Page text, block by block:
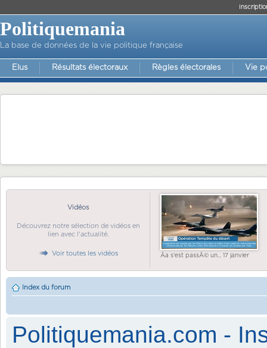
Politiquemania
La base de données de la vie politique française
Elus Résultats électoraux Règles électorales Vie
Vidéos
Découvrez notre sélection de vidéos en
lien avec l'actualité.
Voir toutes les vidéos Ãa s'est passÃ© un... 17 janvier
Index du forum
Politiquemania.com -